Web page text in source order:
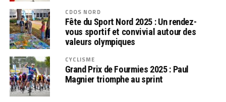
CDOS NORD
Fête du Sport Nord 2025 : Un rendez-
vous sportif et convivial autour des
valeurs olympiques
CYCLISME
Grand Prix de Fourmies 2025 : Paul
Magnier triomphe au sprint